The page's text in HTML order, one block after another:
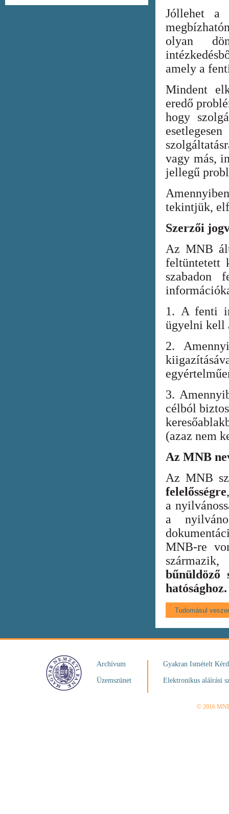
Jóllehet a
olyan
amely a
Mindent
eredő
hogy
vagy más,
jellegű
tekintjük,
Szerzői
Az MNB
feltüntetett
szabadon
1. A fenti
ügyelni kell
2.
3.
célból
(azaz nem
Az MNB
Az MNB
felelősségre
a
a
MNB-re
bűnüldöző
hatósághoz.
Archívum
Üzemszünet
Gyakran Ismételt
Elektronikus aláírási
© 2016